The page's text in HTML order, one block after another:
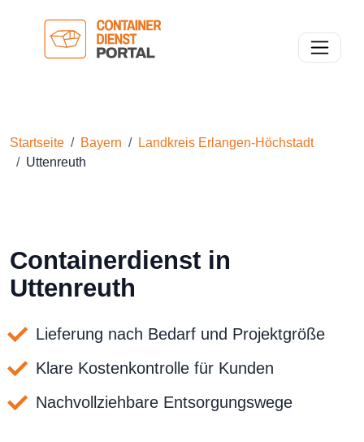
Toggle
Startseite Bayern
Landkreis Erlangen-Höchstadt
Uttenreuth
Containerdienst in
Uttenreuth
Lieferung nach Bedarf und Projektgröße
Klare Kostenkontrolle für Kunden
Nachvollziehbare Entsorgungswege